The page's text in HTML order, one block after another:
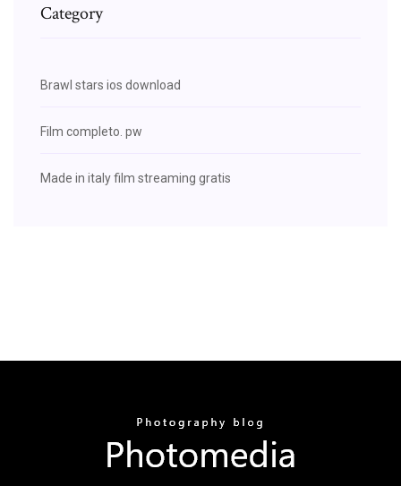
Category
Brawl stars ios download
Film completo. pw
Made in italy film streaming gratis